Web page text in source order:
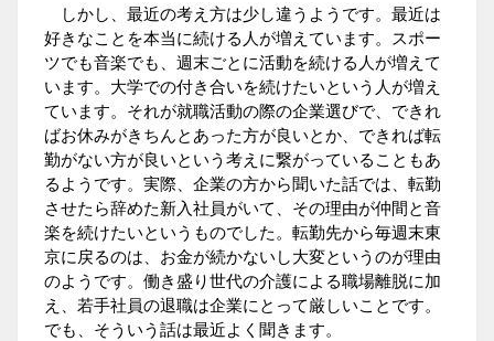
しかし、最近の考え方は少し違うようです。最近は
好きなことを本当に続ける人が増えています。スポー
ツでも音楽でも、週末ごとに活動を続ける人が増えて
います。大学での付き合いを続けたいという人が増え
ています。それが就職活動の際の企業選びで、できれ
ばお休みがきちんとあった方が良いとか、できれば転
勤がない方が良いという考えに繋がっていることもあ
るようです。実際、企業の方から聞いた話では、転勤
させたら辞めた新入社員がいて、その理由が仲間と音
楽を続けたいというものでした。転勤先から毎週末東
京に戻るのは、お金が続かないし大変というのが理由
のようです。働き盛り世代の介護による職場離脱に加
え、若手社員の退職は企業にとって厳しいことです。
でも、そういう話は最近よく聞きます。